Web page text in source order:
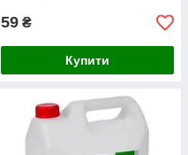
59 ₴
Купити